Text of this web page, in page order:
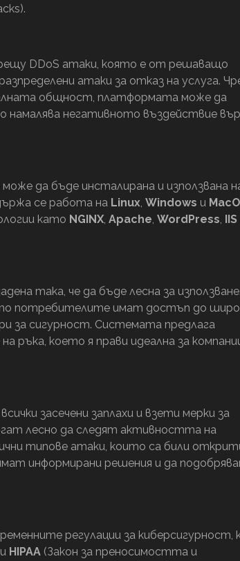
DDoS атаки, която е от решаващо
атаки за отказ на услуга.
общност, платформата може да
намалява негативното въздействие
да бъде инсталирана и използвана
се работа на Linux, Windows и
като NGINX, Apache, WordPress, IIS
така, че да бъде лесна за използване.
потребителите имат достъп до
за сигурност. Системата предлага
ръка, което я прави идеална за
засечени заплахи и взети мерки за
лесно да следят активността на
типове атаки, които са били
информирани решения и да
регулации за киберсигурност,
и HIPAA (Закон за преносимостта и